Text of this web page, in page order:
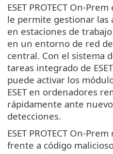
ESET PROTECT On-
le permite gestionar las
en estaciones de
en un entorno de red
central. Con el sistema
tareas integrado de
puede activar los
ESET en ordenadores
rápidamente ante
detecciones.
ESET PROTECT On-
frente a código